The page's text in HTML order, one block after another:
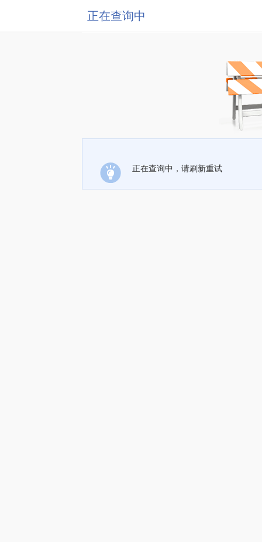
正在查询中
正在查询中，请刷新重试